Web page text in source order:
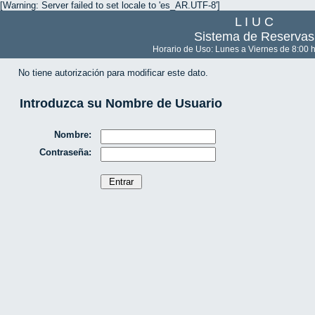
[Warning: Server failed to set locale to 'es_AR.UTF-8']
L I U C
Sistema de Reservas
Horario de Uso: Lunes a Viernes de 8:00
No tiene autorización para modificar este dato.
Introduzca su Nombre de Usuario
Nombre:
Contraseña: